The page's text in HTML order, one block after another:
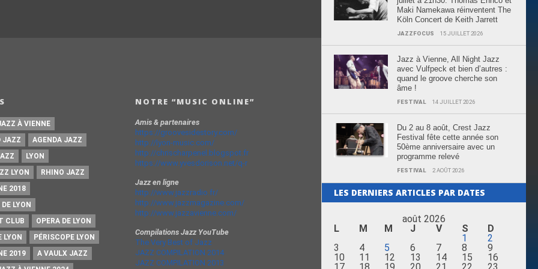
Maki Namekawa réinventent The
Köln Concert de Keith Jarrett
JAZZFOCUS 15 JUILLET 2026
Jazz à Vienne, All Night Jazz
avec Vulfpeck et bien d’autres :
quand le groove cherche son
âme !
FESTIVAL 14 JUILLET 2026
Du 2 au 8 août, Crest Jazz
Festival fête cette année son
50ème anniversaire avec un
programme relevé
FESTIVAL 2 AOÛT 2026
LES DERNIERS ARTICLES PAR DATES
août 2026
L
M M J V S
D
1
2
3
4 5 6 7 8
9
10
11 12 13 14 15
16
À VIENNE
JAZZ
AGENDA JAZZ
LYON
LYON
RHINO JAZZ
2018
LYON
CLUB
OPERA DE LYON
LYON
PÉRISCOPE LYON
2019
A VAULX JAZZ
NOTRE “MUSIC ONLINE”
Amis & partenaires
https://groovesidestory.com/
http://lyon-music.com/
http://chrischarpenel.blogspot.fr
https://www.yvesdorison.net/q-r
Jazz en ligne
http://www.jazzradio.fr/
http://www.jazzmagazine.com/
http://www.jazzavienne.com/
Compilations Jazz YouTube
The Very Best of Jazz
JAZZ COMPILATION 2014
JAZZ COMPILATION 2013